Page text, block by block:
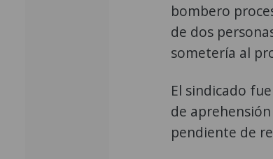
bombero
de dos
sometería al
El sindicado
de
pendiente de